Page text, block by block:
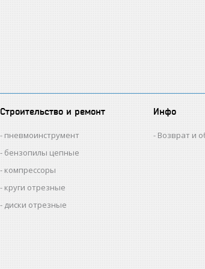
Строительство и ремонт
пневмоинструмент
бензопилы цепные
компрессоры
круги отрезные
диски отрезные
Инфо
Возврат и